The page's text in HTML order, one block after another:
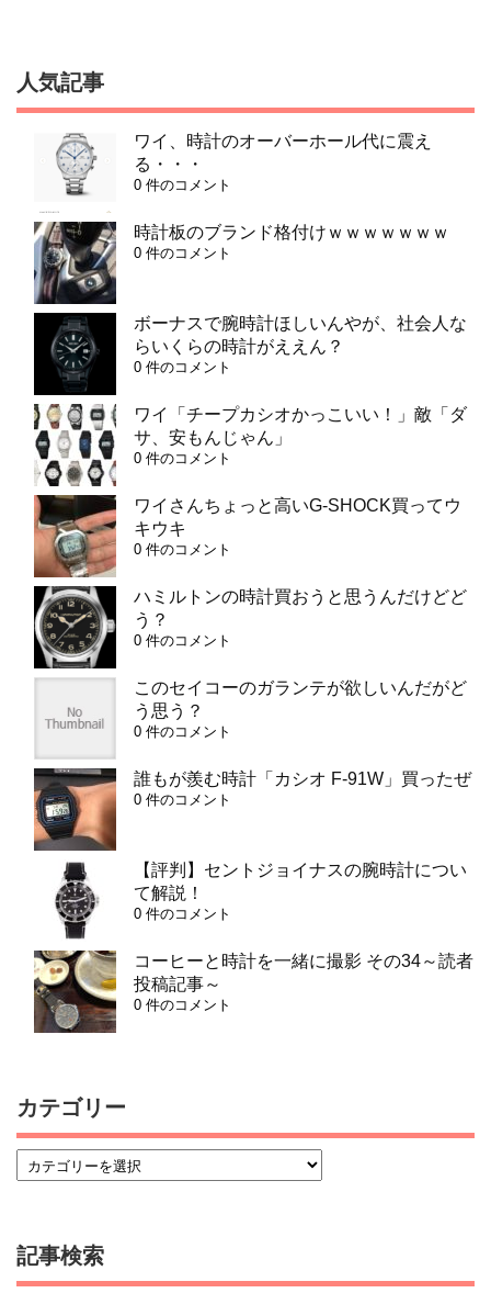
人気記事
ワイ、時計のオーバーホール代に震え
る・・・
0 件のコメント
時計板のブランド格付けｗｗｗｗｗｗｗ
0 件のコメント
ボーナスで腕時計ほしいんやが、社会人な
らいくらの時計がええん？
0 件のコメント
ワイ「チープカシオかっこいい！」敵「ダ
サ、安もんじゃん」
0 件のコメント
ワイさんちょっと高いG-SHOCK買ってウ
キウキ
0 件のコメント
ハミルトンの時計買おうと思うんだけどど
う？
0 件のコメント
このセイコーのガランテが欲しいんだがど
う思う？
0 件のコメント
誰もが羨む時計「カシオ F-91W」買ったぜ
0 件のコメント
【評判】セントジョイナスの腕時計につい
て解説！
0 件のコメント
コーヒーと時計を一緒に撮影 その34～読者
投稿記事～
0 件のコメント
カテゴリー
記事検索